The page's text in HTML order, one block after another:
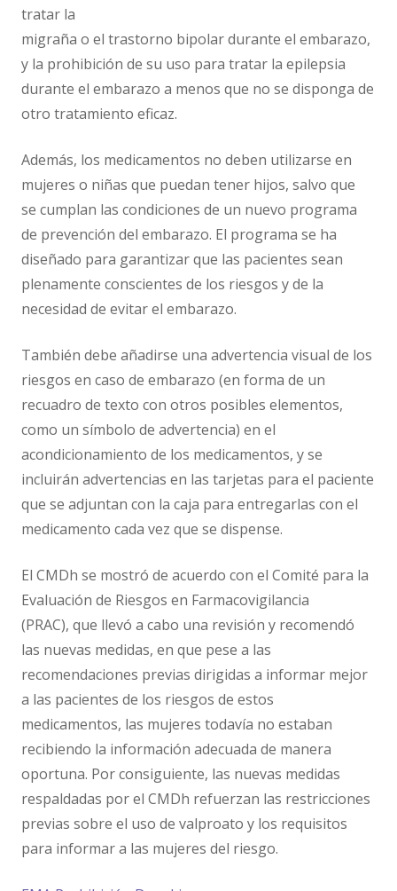
tratar la
migraña o el trastorno bipolar durante el embarazo,
y la prohibición de su uso para tratar la epilepsia
durante el embarazo a menos que no se disponga de
otro tratamiento eficaz.
Además, los medicamentos no deben utilizarse en
mujeres o niñas que puedan tener hijos, salvo que
se cumplan las condiciones de un nuevo programa
de prevención del embarazo. El programa se ha
diseñado para garantizar que las pacientes sean
plenamente conscientes de los riesgos y de la
necesidad de evitar el embarazo.
También debe añadirse una advertencia visual de los
riesgos en caso de embarazo (en forma de un
recuadro de texto con otros posibles elementos,
como un símbolo de advertencia) en el
acondicionamiento de los medicamentos, y se
incluirán advertencias en las tarjetas para el paciente
que se adjuntan con la caja para entregarlas con el
medicamento cada vez que se dispense.
El CMDh se mostró de acuerdo con el Comité para la
Evaluación de Riesgos en Farmacovigilancia
(PRAC), que llevó a cabo una revisión y recomendó
las nuevas medidas, en que pese a las
recomendaciones previas dirigidas a informar mejor
a las pacientes de los riesgos de estos
medicamentos, las mujeres todavía no estaban
recibiendo la información adecuada de manera
oportuna. Por consiguiente, las nuevas medidas
respaldadas por el CMDh refuerzan las restricciones
previas sobre el uso de valproato y los requisitos
para informar a las mujeres del riesgo.